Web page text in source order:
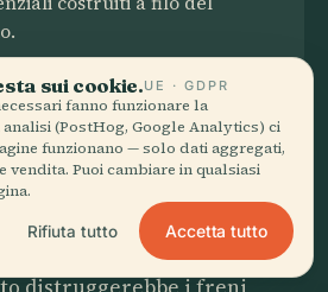
guide sostiene che il
sia stato una deviazione
per mettere in mostra il
di San Francisco. I numeri
discesa diritta del
sui cookie.UE · GDPR
fanno funzionare la
(PostHog, Google Analytics) ci
funzionano — solo dati aggregati,
Puoi cambiare in qualsiasi
Rifiuta tutto Accetta tutto